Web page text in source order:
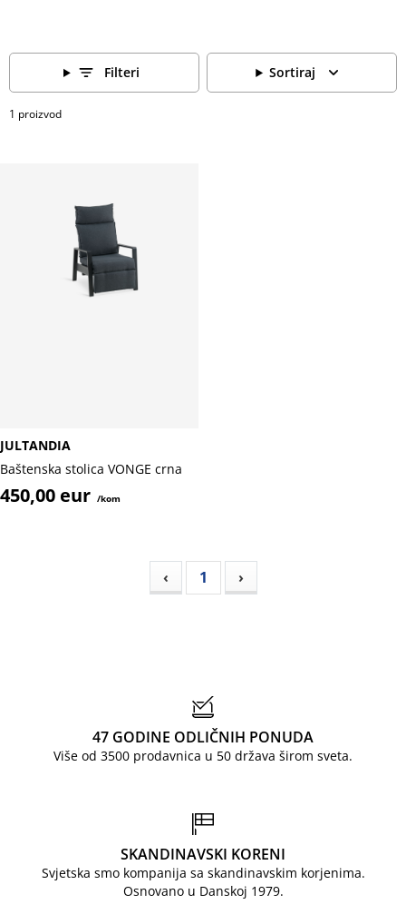
Sortiraj
Filteri
1 proizvod
JULTANDIA
Baštenska stolica VONGE crna
450,00 eur /kom
‹ 1 ›
47 GODINE ODLIČNIH PONUDA
Više od 3500 prodavnica u 50 država širom sveta.
SKANDINAVSKI KORENI
Svjetska smo kompanija sa skandinavskim korjenima.
Osnovano u Danskoj 1979.